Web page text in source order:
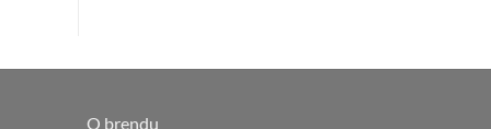
O brendu